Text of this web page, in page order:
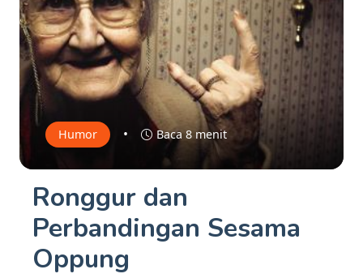
Humor • Baca 8 menit
Ronggur dan
Perbandingan Sesama
Oppung